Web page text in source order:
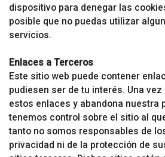
dispositivo para denegar las
posible que no puedas utilizar
servicios.
Enlaces a Terceros
Este sitio web puede contener
pudiesen ser de tu interés. Una
estos enlaces y abandona nuestra
tenemos control sobre el sitio al
tanto no somos responsables de
privacidad ni de la protección de